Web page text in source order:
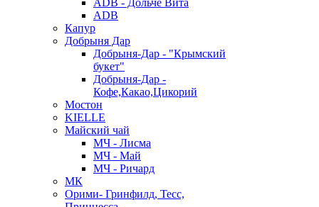
ADB - Дольче Вита
ADB
Капур
Добрыня Дар
Добрыня-Дар - "Крымский
букет"
Добрыня-Дар -
Кофе,Какао,Цикорий
Мостон
KIELLE
Майский чай
МЧ - Лисма
МЧ - Май
МЧ - Ричард
МК
Орими- Гринфилд, Тесс,